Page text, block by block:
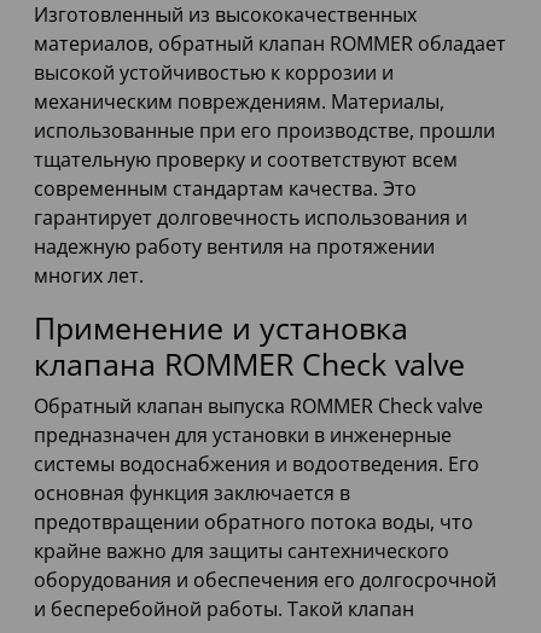
Изготовленный из высококачественных
материалов, обратный клапан ROMMER обладает
высокой устойчивостью к коррозии и
механическим повреждениям. Материалы,
использованные при его производстве, прошли
тщательную проверку и соответствуют всем
современным стандартам качества. Это
гарантирует долговечность использования и
надежную работу вентиля на протяжении
многих лет.
Применение и установка
клапана ROMMER Check valve
Обратный клапан выпуска ROMMER Check valve
предназначен для установки в инженерные
системы водоснабжения и водоотведения. Его
основная функция заключается в
предотвращении обратного потока воды, что
крайне важно для защиты сантехнического
оборудования и обеспечения его долгосрочной
и бесперебойной работы. Такой клапан